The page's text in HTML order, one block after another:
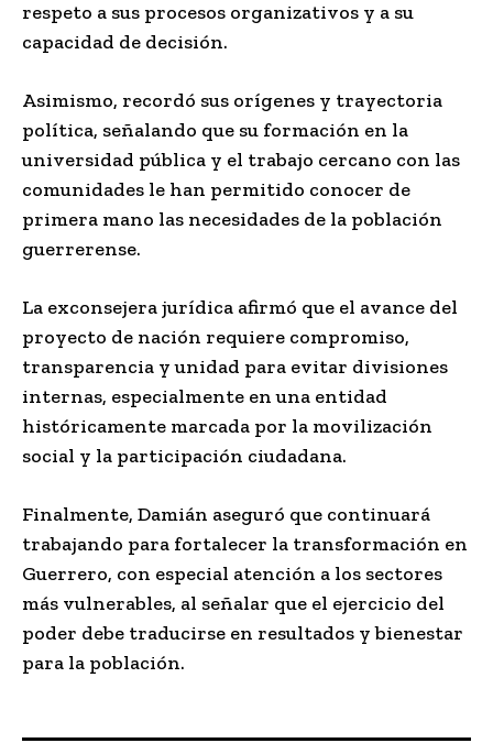
respeto a sus procesos organizativos y a su
capacidad de decisión.
Asimismo, recordó sus orígenes y trayectoria
política, señalando que su formación en la
universidad pública y el trabajo cercano con las
comunidades le han permitido conocer de
primera mano las necesidades de la población
guerrerense.
La exconsejera jurídica afirmó que el avance del
proyecto de nación requiere compromiso,
transparencia y unidad para evitar divisiones
internas, especialmente en una entidad
históricamente marcada por la movilización
social y la participación ciudadana.
Finalmente, Damián aseguró que continuará
trabajando para fortalecer la transformación en
Guerrero, con especial atención a los sectores
más vulnerables, al señalar que el ejercicio del
poder debe traducirse en resultados y bienestar
para la población.